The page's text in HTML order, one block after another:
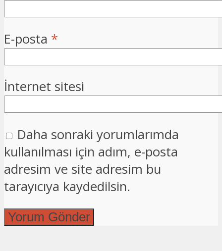
E-posta *
İnternet sitesi
Daha sonraki yorumlarımda
kullanılması için adım, e-posta
adresim ve site adresim bu
tarayıcıya kaydedilsin.